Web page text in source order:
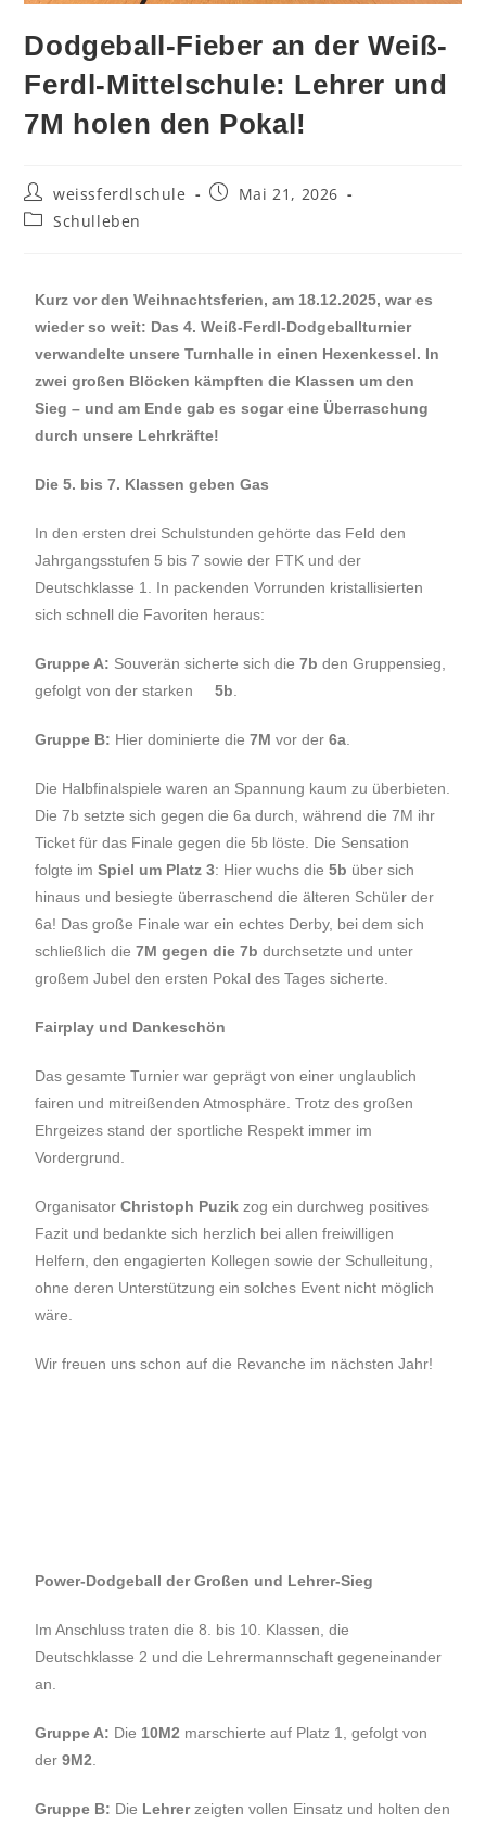
Dodgeball-Fieber an der Weiß-
Ferdl-Mittelschule: Lehrer und
7M holen den Pokal!
weissferdlschule
Mai 21, 2026
Schulleben
Kurz vor den Weihnachtsferien, am 18.12.2025, war es
wieder so weit: Das 4. Weiß-Ferdl-Dodgeballturnier
verwandelte unsere Turnhalle in einen Hexenkessel. In
zwei großen Blöcken kämpften die Klassen um den
Sieg – und am Ende gab es sogar eine Überraschung
durch unsere Lehrkräfte!
Die 5. bis 7. Klassen geben Gas
In den ersten drei Schulstunden gehörte das Feld den
Jahrgangsstufen 5 bis 7 sowie der FTK und der
Deutschklasse 1. In packenden Vorrunden kristallisierten
sich schnell die Favoriten heraus:
Gruppe A: Souverän sicherte sich die7b den Gruppensieg,
gefolgt von der starken5b.
Gruppe B: Hier dominierte die7M vor der6a.
Die Halbfinalspiele waren an Spannung kaum zu überbieten.
Die 7b setzte sich gegen die 6a durch, während die 7M ihr
Ticket für das Finale gegen die 5b löste. Die Sensation
folgte imSpiel um Platz 3: Hier wuchs die5b über sich
hinaus und besiegte überraschend die älteren Schüler der
6a! Das große Finale war ein echtes Derby, bei dem sich
schließlich die7M gegen die 7b durchsetzte und unter
großem Jubel den ersten Pokal des Tages sicherte.
Fairplay und Dankeschön
Das gesamte Turnier war geprägt von einer unglaublich
fairen und mitreißenden Atmosphäre. Trotz des großen
Ehrgeizes stand der sportliche Respekt immer im
Vordergrund.
OrganisatorChristoph Puzik zog ein durchweg positives
Fazit und bedankte sich herzlich bei allen freiwilligen
Helfern, den engagierten Kollegen sowie der Schulleitung,
ohne deren Unterstützung ein solches Event nicht möglich
wäre.
Wir freuen uns schon auf die Revanche im nächsten Jahr!
Power-Dodgeball der Großen und Lehrer-Sieg
Im Anschluss traten die 8. bis 10. Klassen, die
Deutschklasse 2 und die Lehrermannschaft gegeneinander
an.
Gruppe A: Die 10M2 marschierte auf Platz 1, gefolgt von
der9M2.
Gruppe B: Die Lehrerzeigten vollen Einsatz und holten den